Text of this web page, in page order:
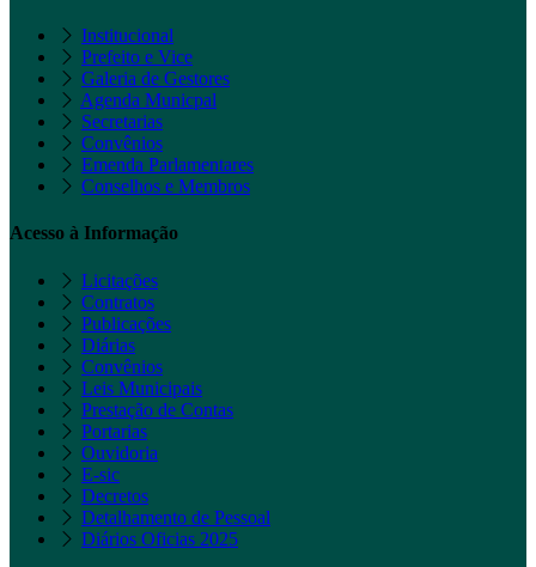
Institucional
Prefeito e Vice
Galeria de Gestores
Agenda Municpal
Secretarias
Convênios
Emenda Parlamentares
Conselhos e Membros
Acesso à Informação
Licitações
Contratos
Publicações
Diárias
Convênios
Leis Municipais
Prestação de Contas
Portarias
Ouvidoria
E-sic
Decretos
Detalhamento de Pessoal
Diários Oficias 2025